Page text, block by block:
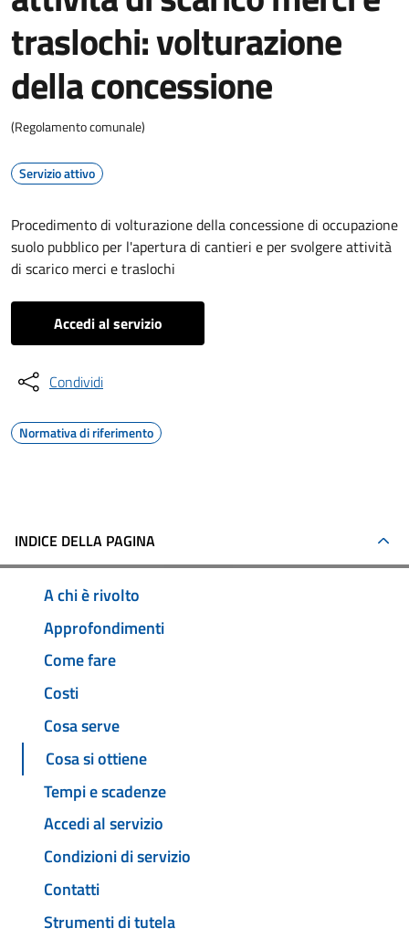
traslochi: volturazione
della concessione
(Regolamento comunale)
Servizio attivo
Procedimento di volturazione della concessione di occupazione
suolo pubblico per l'apertura di cantieri e per svolgere attività
di scarico merci e traslochi
Accedi al servizio
Condividi
Normativa di riferimento
INDICE DELLA PAGINA
A chi è rivolto
Approfondimenti
Come fare
Costi
Cosa serve
Cosa si ottiene
Tempi e scadenze
Accedi al servizio
Condizioni di servizio
Contatti
Strumenti di tutela